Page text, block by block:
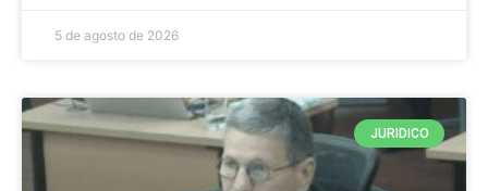
5 de agosto de 2026
JURIDICO